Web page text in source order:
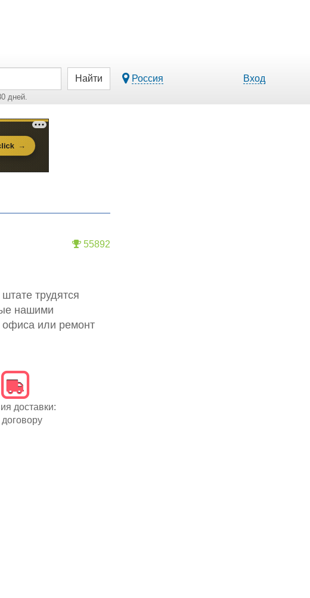
дней.
Найти Россия Вход
55892
трудятся
нашими
офиса или ремонт
доставки:
договору